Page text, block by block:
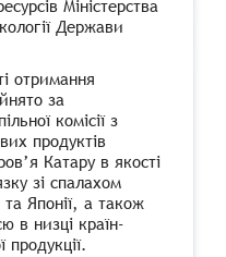
Міністерства
Держави
отримання
за
комісії з
продуктів
Катару в якості
зі спалахом
Японії, а також
в низці країн-
продукції.